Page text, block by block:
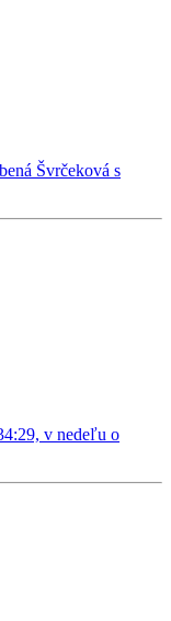
Švrčeková s
v nedeľu o